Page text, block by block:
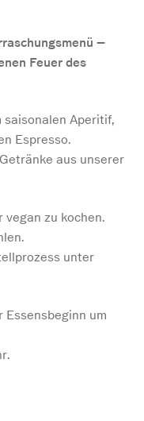
–
Feuer des
Aperitif,
Espresso.
aus unserer
zu kochen.
unter
Essensbeginn um